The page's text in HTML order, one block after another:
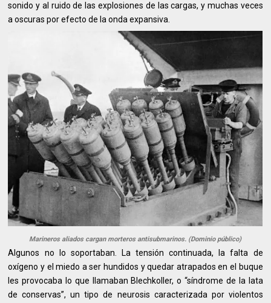
sonido y al ruido de las explosiones de las cargas, y muchas veces
a oscuras por efecto de la onda expansiva.
Marineros aliados cargan morteros antisubmarinos. (Dominio público)
Algunos no lo soportaban. La tensión continuada, la falta de
oxígeno y el miedo a ser hundidos y quedar atrapados en el buque
les provocaba lo que llamaban Blechkoller, o “síndrome de la lata
de conservas”, un tipo de neurosis caracterizada por violentos